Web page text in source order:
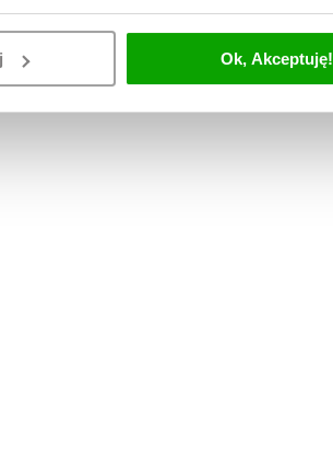
Ok, Akceptuję!